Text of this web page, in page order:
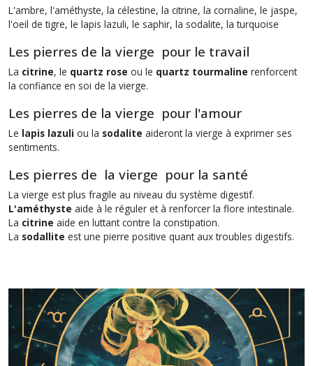
L'ambre, l'améthyste, la célestine, la citrine, la cornaline, le jaspe,
l'oeil de tigre, le lapis lazuli, le saphir, la sodalite, la turquoise
Les pierres de la vierge pour le travail
La citrine, le quartz rose ou le quartz tourmaline renforcent
la confiance en soi de la vierge.
Les pierres de la vierge pour l'amour
Le lapis lazuli ou la sodalite aideront la vierge à exprimer ses
sentiments.
Les pierres de la vierge pour la santé
La vierge est plus fragile au niveau du système digestif.
L'améthyste aide à le réguler et à renforcer la flore intestinale.
La citrine aide en luttant contre la constipation.
La sodallite est une pierre positive quant aux troubles digestifs.